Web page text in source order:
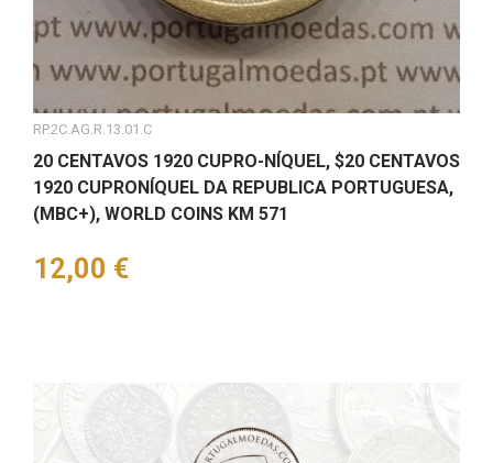
RP.2C.AG.R.13.01.C
20 CENTAVOS 1920 CUPRO-NÍQUEL, $20 CENTAVOS
1920 CUPRONÍQUEL DA REPUBLICA PORTUGUESA,
(MBC+), WORLD COINS KM 571
Preço
12,00 €